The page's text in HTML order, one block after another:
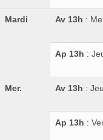
Mardi Av 13h :
Ap 13h :
Mer. Av 13h : Jeu
Ap 13h :